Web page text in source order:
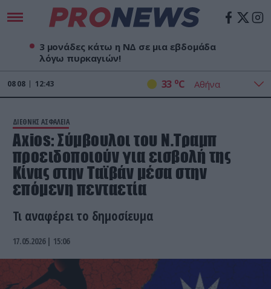
3 μονάδες κάτω η ΝΔ σε μια εβδομάδα
λόγω πυρκαγιών!
08 08 12:43 33 oC
ΔΙΕΘΝΗΣ ΑΣΦΑΛΕΙΑ
Axios: Σύμβουλοι του Ν.Τραμπ
προειδοποιούν για εισβολή της
Κίνας στην Ταϊβάν μέσα στην
επόμενη πενταετία
Τι αναφέρει το δημοσίευμα
17.05.2026 | 15:06